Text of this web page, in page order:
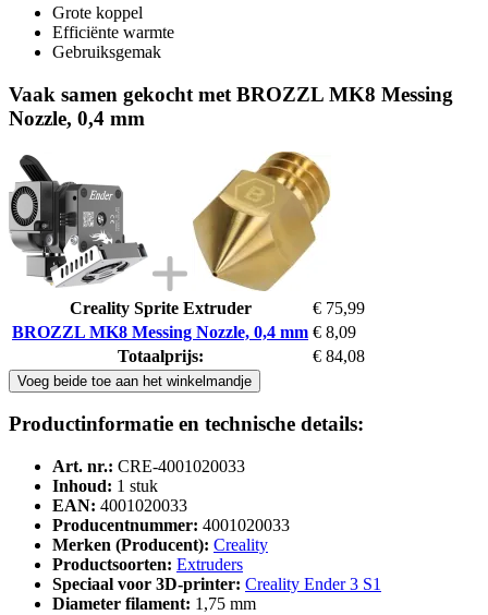
Grote koppel
Efficiënte warmte
Gebruiksgemak
Vaak samen gekocht met BROZZL MK8 Messing
Nozzle, 0,4 mm
Creality Sprite Extruder
€ 75,99
BROZZL MK8 Messing Nozzle, 0,4 mm € 8,09
Totaalprijs:
€ 84,08
Voeg beide toe aan het winkelmandje
Productinformatie en technische details:
Art. nr.: CRE-4001020033
Inhoud: 1 stuk
EAN: 4001020033
Producentnummer: 4001020033
Merken (Producent): Creality
Productsoorten: Extruders
Speciaal voor 3D-printer: Creality Ender 3 S1
Diameter filament: 1,75 mm